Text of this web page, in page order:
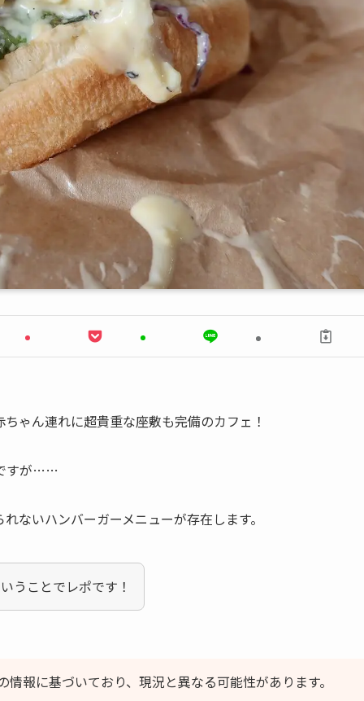
ゃん連れに超貴重な座敷も完備のカフェ！
すが……
ないハンバーガーメニューが存在します。
うことでレポです！
報に基づいており、現況と異なる可能性があります。